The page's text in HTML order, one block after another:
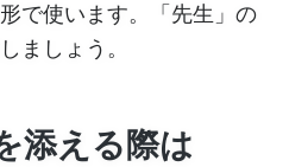
で使います。「先生」の
ましょう。
添える際は